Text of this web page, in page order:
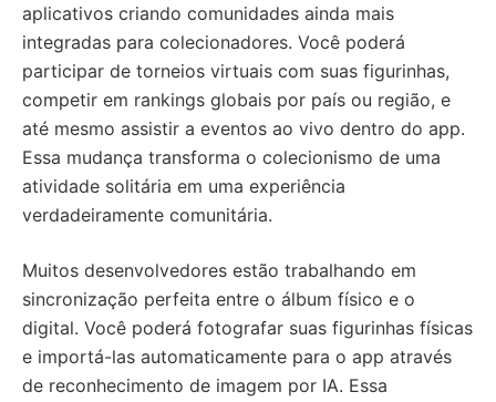
aplicativos criando comunidades ainda mais
integradas para colecionadores. Você poderá
participar de torneios virtuais com suas figurinhas,
competir em rankings globais por país ou região, e
até mesmo assistir a eventos ao vivo dentro do app.
Essa mudança transforma o colecionismo de uma
atividade solitária em uma experiência
verdadeiramente comunitária.
Muitos desenvolvedores estão trabalhando em
sincronização perfeita entre o álbum físico e o
digital. Você poderá fotografar suas figurinhas físicas
e importá-las automaticamente para o app através
de reconhecimento de imagem por IA. Essa